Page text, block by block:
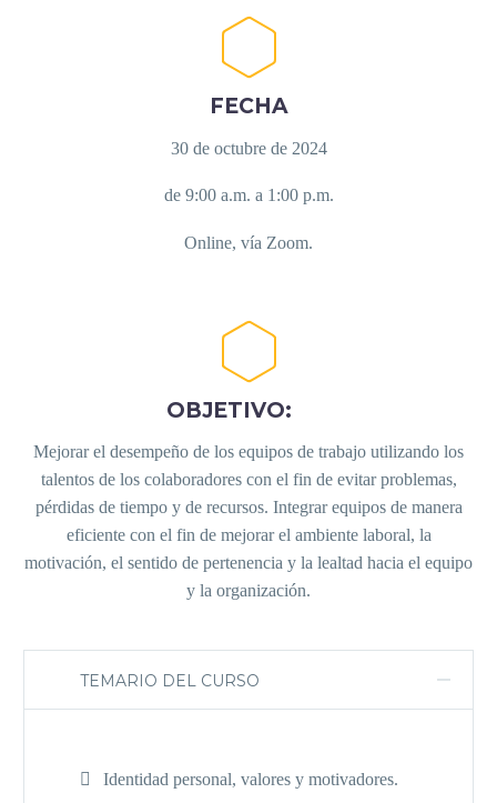
FECHA
30 de octubre de 2024
de 9:00 a.m. a 1:00 p.m.
Online, vía Zoom.
OBJETIVO:
Mejorar el desempeño de los equipos de trabajo utilizando los
talentos de los colaboradores con el fin de evitar problemas,
pérdidas de tiempo y de recursos. Integrar equipos de manera
eficiente con el fin de mejorar el ambiente laboral, la
motivación, el sentido de pertenencia y la lealtad hacia el equipo
y la organización.
TEMARIO DEL CURSO
Identidad personal, valores y motivadores.